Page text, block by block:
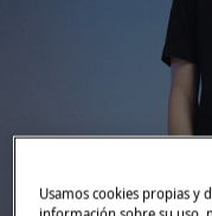
Usamos cookies propias y